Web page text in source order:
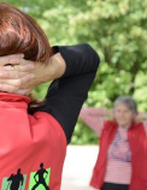
das Wandern,
Dass dieses […]